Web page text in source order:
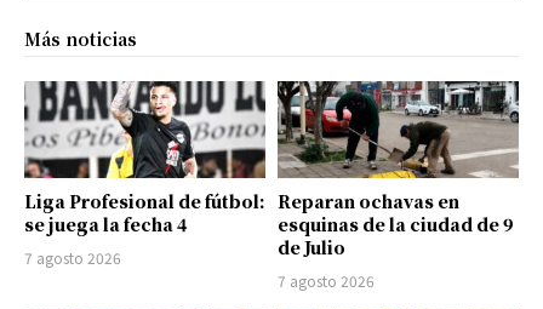
Más noticias
Liga Profesional de fútbol:
se juega la fecha 4
7 agosto 2026
Reparan ochavas en
esquinas de la ciudad de 9
de Julio
7 agosto 2026